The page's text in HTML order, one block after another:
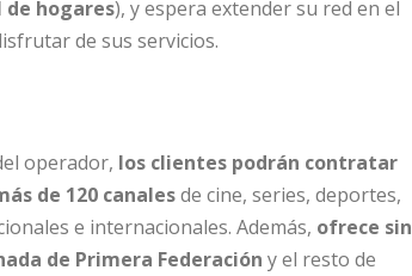
hogares), y espera extender su red en el
de sus servicios.
operador, los clientes podrán contratar
de 120 canalesde cine, series, deportes,
e internacionales. Además, ofrece sin
de Primera Federación y el resto de